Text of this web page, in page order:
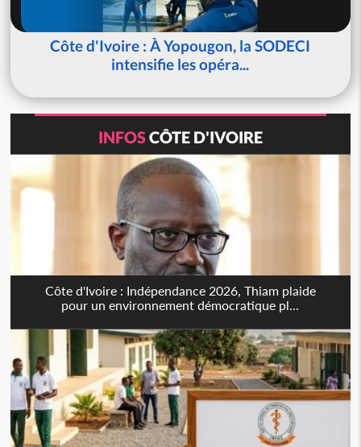
Côte d'Ivoire : À Yopougon, la SODECI
intensifie les opéra...
INFOSCÔTE D'IVOIRE
Côte d'Ivoire : Indépendance 2026, Thiam plaide
pour un environnement démocratique pl...